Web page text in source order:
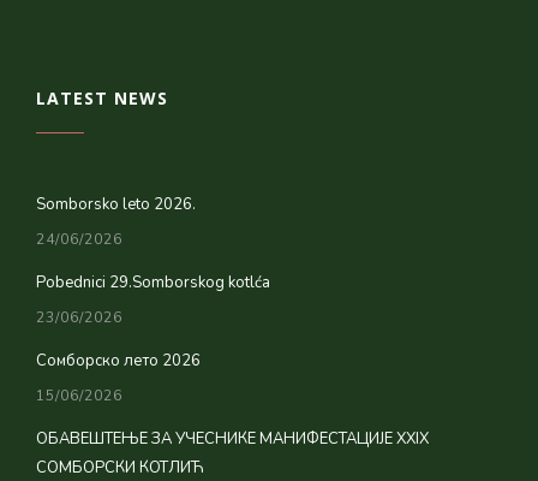
LATEST NEWS
Somborsko leto 2026.
24/06/2026
Pobednici 29.Somborskog kotlća
23/06/2026
Сомборско лето 2026
15/06/2026
ОБАВЕШТЕЊЕ ЗА УЧЕСНИКЕ МАНИФЕСТАЦИЈЕ XXIX
СОМБОРСКИ КОТЛИЋ